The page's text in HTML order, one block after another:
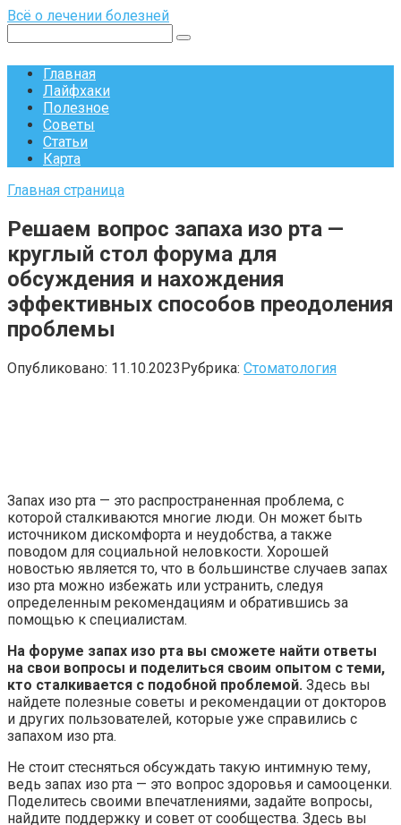
Перейти
контенту
Всё о лечении болезней
Главная
Лайфхаки
Полезное
Советы
Статьи
Карта
Главная страница
Решаем вопрос запаха изо рта —
круглый стол форума для
обсуждения и нахождения
эффективных способов преодоления
проблемы
Опубликовано: 11.10.2023Рубрика: Стоматология
Запах изо рта — это распространенная проблема, с
которой сталкиваются многие люди. Он может быть
источником дискомфорта и неудобства, а также
поводом для социальной неловкости. Хорошей
новостью является то, что в большинстве случаев запах
изо рта можно избежать или устранить, следуя
определенным рекомендациям и обратившись за
помощью к специалистам.
На форуме запах изо рта вы сможете найти ответы
на свои вопросы и поделиться своим опытом с теми,
кто сталкивается с подобной проблемой. Здесь вы
найдете полезные советы и рекомендации от докторов
и других пользователей, которые уже справились с
запахом изо рта.
Не стоит стесняться обсуждать такую интимную тему,
ведь запах изо рта — это вопрос здоровья и самооценки.
Поделитесь своими впечатлениями, задайте вопросы,
найдите поддержку и совет от сообщества. Здесь вы